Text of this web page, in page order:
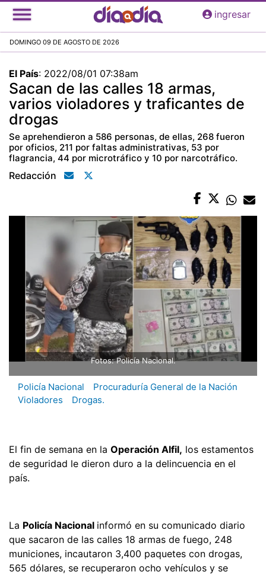
Pasar
al
principal
ingresar
DOMINGO 09 DE AGOSTO DE 2026
El País: 2022/08/01 07:38am
Sacan de las calles 18 armas,
varios violadores y traficantes de
drogas
Se aprehendieron a 586 personas, de ellas, 268 fueron
por oficios, 211 por faltas administrativas, 53 por
flagrancia, 44 por microtráfico y 10 por narcotráfico.
Redacción
Fotos: Policía Nacional.
Policía Nacional
Procuraduría General de la Nación
Violadores
Drogas.
El fin de semana en la Operación Alfil, los estamentos
de seguridad le dieron duro a la delincuencia en el
país.
La Policía Nacional informó en su comunicado diario
que sacaron de las calles 18 armas de fuego, 248
municiones, incautaron 3,400 paquetes con drogas,
565 dólares, se recuperaron ocho vehículos y se